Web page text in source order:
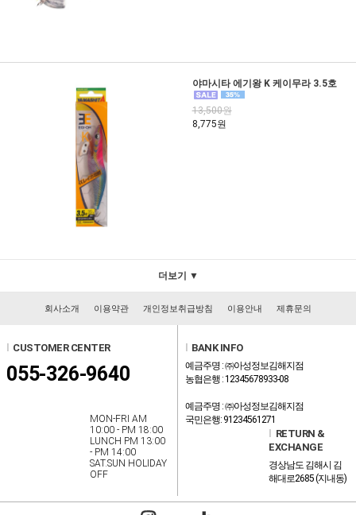
야마시타 에기왕 K 케이무라 3.5호
13,500원
8,775원
더보기 ▼
회사소개 이용약관 개인정보취급방침 이용안내 제휴문의
l CUSTOMER CENTER
055-326-9640
MON-FRI AM
10:00 - PM 18:00
LUNCH PM 13:00
- PM 14:00
SAT.SUN HOLIDAY
OFF
l BANK INFO
예금주명 : ㈜아성정보김해지점
농협은행 : 12345678933-08
예금주명 : ㈜아성정보김해지점
국민은행: 91234561271
l RETURN &
EXCHANGE
경상남도 김해시 김
해대로2685 (지내동)